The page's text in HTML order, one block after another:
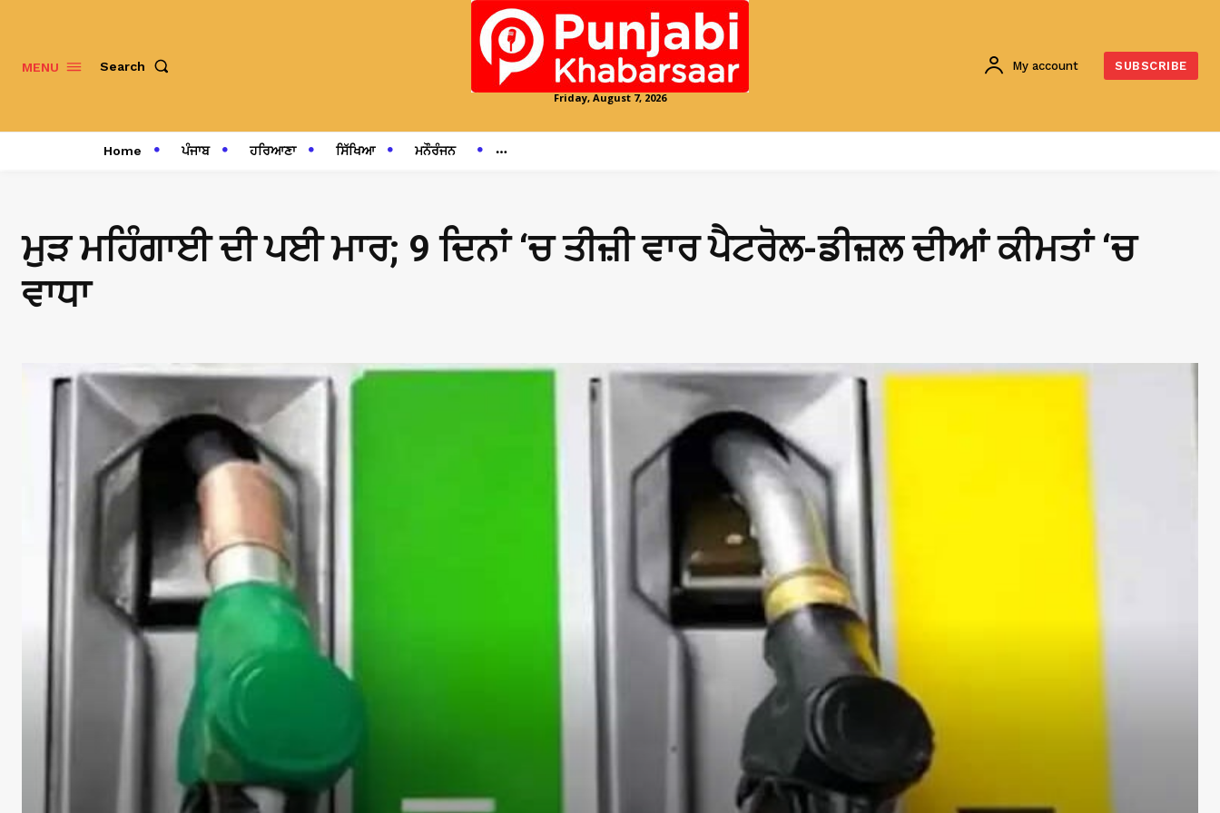
MENU Search
Friday, August 7, 2026
My account SUBSCRIBE
Home ਪੰਜਾਬ ਹਰਿਆਣਾ ਸਿੱਖਿਆ ਮਨੌਰੰਜਨ
ਮੁੜ ਮਹਿੰਗਾਈ ਦੀ ਪਈ ਮਾਰ; 9 ਦਿਨਾਂ ‘ਚ ਤੀਜ਼ੀ ਵਾਰ ਪੈਟਰੋਲ-ਡੀਜ਼ਲ ਦੀਆਂ ਕੀਮਤਾਂ ‘ਚ
ਵਾਧਾ